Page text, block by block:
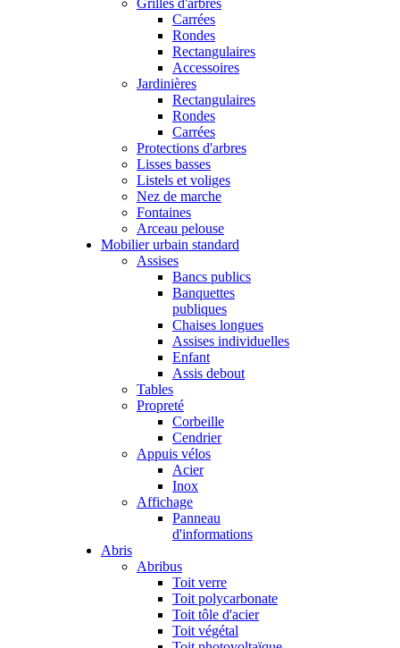
Grilles d'arbres
Carrées
Rondes
Rectangulaires
Accessoires
Jardinières
Rectangulaires
Rondes
Carrées
Protections d'arbres
Lisses basses
Listels et voliges
Nez de marche
Fontaines
Arceau pelouse
Mobilier urbain standard
Assises
Bancs publics
Banquettes
publiques
Chaises longues
Assises individuelles
Enfant
Assis debout
Tables
Propreté
Corbeille
Cendrier
Appuis vélos
Acier
Inox
Affichage
Panneau
d'informations
Abris
Abribus
Toit verre
Toit polycarbonate
Toit tôle d'acier
Toit végétal